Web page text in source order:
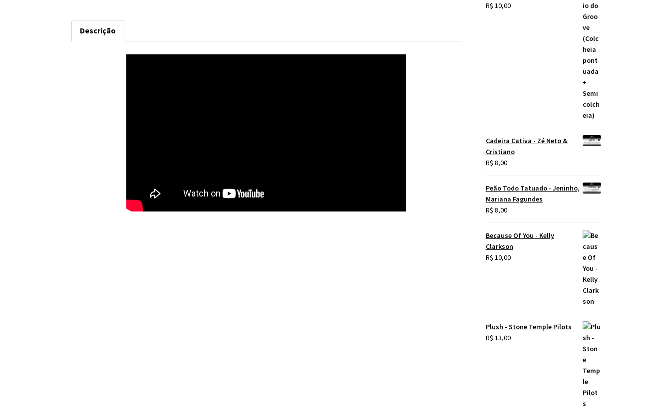
Descrição
R$ 10,00
Cadeira Cativa - Zé Neto &
Cristiano
R$ 8,00
Peão Todo Tatuado - Jeninho,
Mariana Fagundes
R$ 8,00
Because Of You - Kelly
Clarkson
R$ 10,00
Plush - Stone Temple Pilots
R$ 13,00